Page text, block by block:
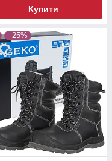
Купити
–25%